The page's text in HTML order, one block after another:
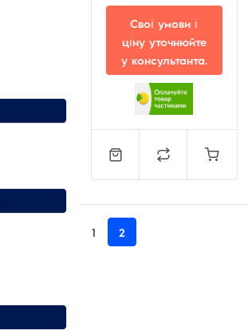
Свої умови і
ціну уточнюйте
у консультанта.
1 2